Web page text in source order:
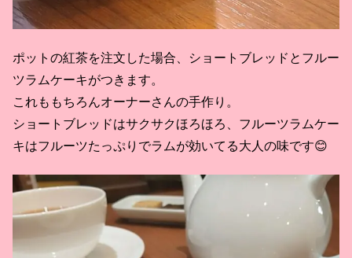
ポットの紅茶を注文した場合、ショートブレッドとフルー
ツラムケーキがつきます。
これももちろんオーナーさんの手作り。
ショートブレッドはサクサクほろほろ、フルーツラムケー
キはフルーツたっぷりでラムが効いてる大人の味です😊